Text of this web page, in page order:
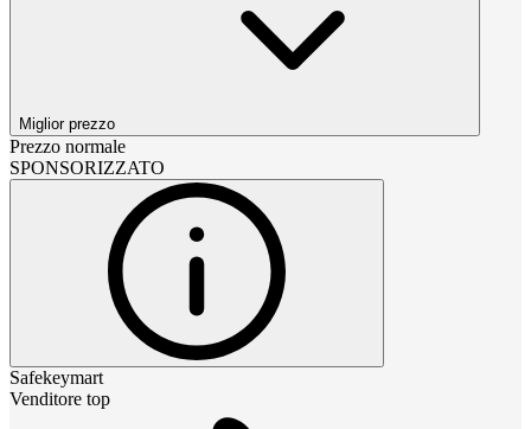
Miglior prezzo
Prezzo normale
SPONSORIZZATO
Safekeymart
Venditore top